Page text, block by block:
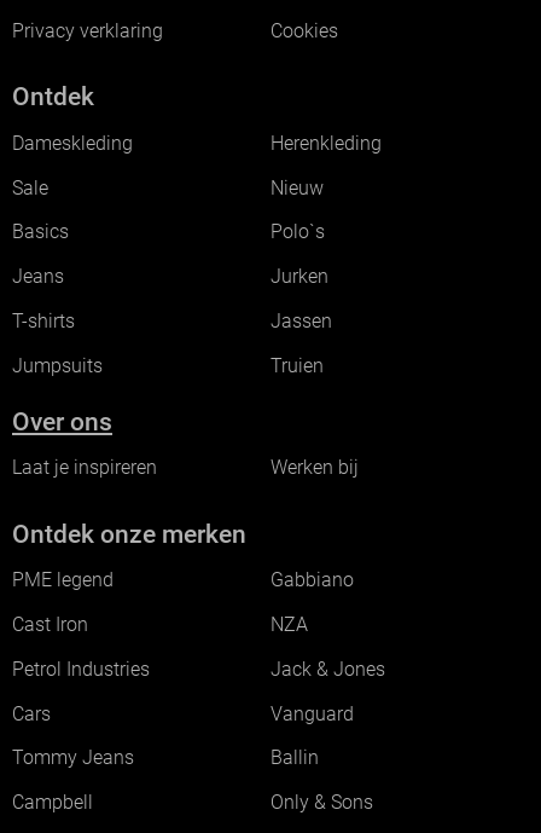
Privacy verklaring
Cookies
Ontdek
Dameskleding
Herenkleding
Sale
Nieuw
Basics
Polo`s
Jeans
Jurken
T-shirts
Jassen
Jumpsuits
Truien
Over ons
Laat je inspireren Werken bij
Ontdek onze merken
PME legend
Gabbiano
Cast Iron
NZA
Petrol Industries
Jack & Jones
Cars
Vanguard
Tommy Jeans
Ballin
Campbell
Only & Sons